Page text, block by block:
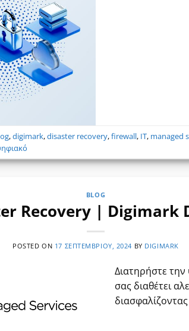
,digimark,disaster recovery,firewall, IT, managed
BLOG
Recovery | Digimark
POSTED ON 17 ΣΕΠΤΕΜΒΡΊΟΥ, 2024 BY DIGIMARK
Διατηρήστε την
σας διαθέτει